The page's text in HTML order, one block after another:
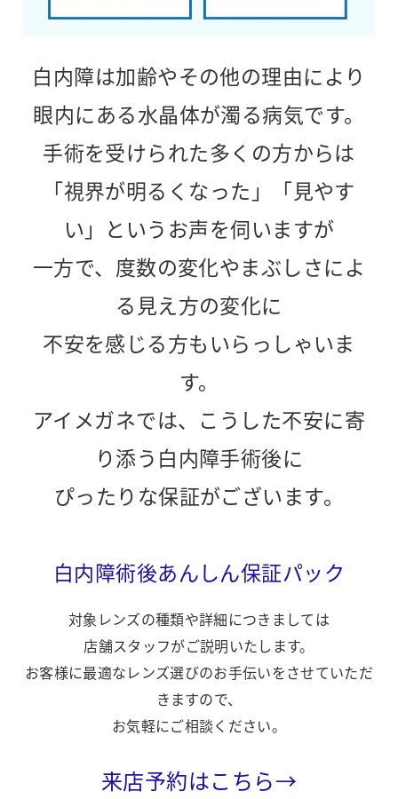
白内障は加齢やその他の理由により
眼内にある水晶体が濁る病気です。
手術を受けられた多くの方からは
「視界が明るくなった」「見やす
い」というお声を伺いますが
一方で、度数の変化やまぶしさによ
る見え方の変化に
不安を感じる方もいらっしゃいま
す。
アイメガネでは、こうした不安に寄
り添う白内障手術後に
ぴったりな保証がございます。
白内障術後あんしん保証パック
対象レンズの種類や詳細につきましては
店舗スタッフがご説明いたします。
お客様に最適なレンズ選びのお手伝いをさせていただ
きますので、
お気軽にご相談ください。
来店予約はこちら→